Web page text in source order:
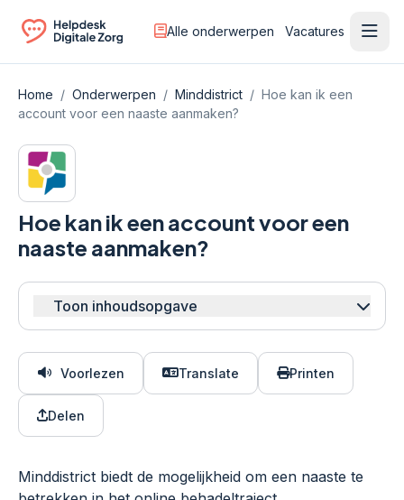
Ga naar de homepagina
Alle onderwerpen Vacatures
Home / Onderwerpen / Minddistrict / Hoe kan ik een
account voor een naaste aanmaken?
Hoe kan ik een account voor een
naaste aanmaken?
Toon inhoudsopgave
Voorlezen Translate Printen
Delen
Minddistrict biedt de mogelijkheid om een naaste te